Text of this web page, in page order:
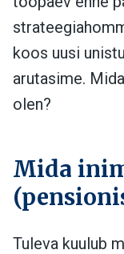
koos uusi
arutasime.
olen?
Mida
Tuleva kuulub